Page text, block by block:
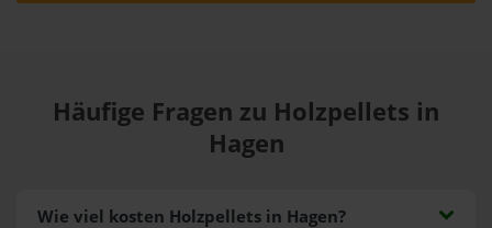
Häufige Fragen zu Holzpellets in
Hagen
Wie viel kosten Holzpellets in Hagen?